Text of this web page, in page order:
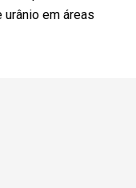
urânio em áreas